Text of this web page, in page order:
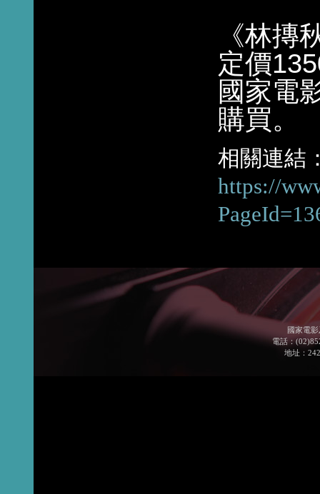
《林摶
定價
國家電
購買。
相關連結
https://
國家電
電話：
地址：